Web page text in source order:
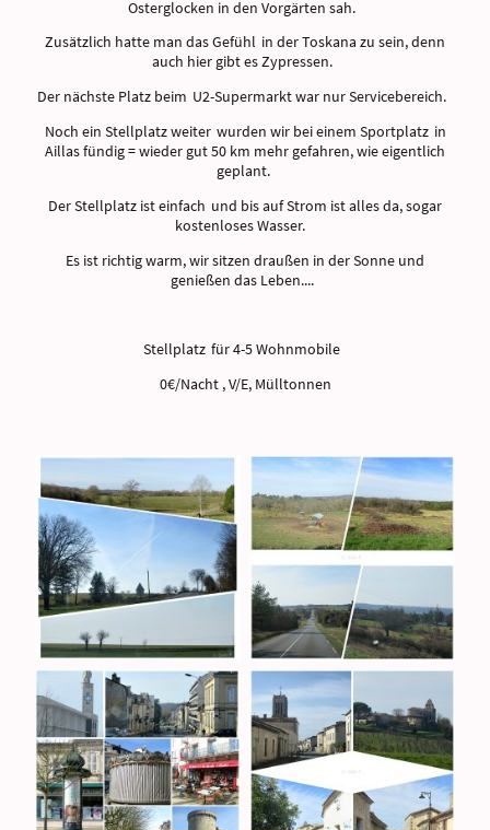
Osterglocken in den Vorgärten sah.
Zusätzlich hatte man das Gefühl in der Toskana zu sein, denn
auch hier gibt es Zypressen.
Der nächste Platz beim U2-Supermarkt war nur Servicebereich.
Noch ein Stellplatz weiter wurden wir bei einem Sportplatz in
Aillas fündig = wieder gut 50 km mehr gefahren, wie eigentlich
geplant.
Der Stellplatz ist einfach und bis auf Strom ist alles da, sogar
kostenloses Wasser.
Es ist richtig warm, wir sitzen draußen in der Sonne und
genießen das Leben....
Stellplatz für 4-5 Wohnmobile
0€/Nacht , V/E, Mülltonnen